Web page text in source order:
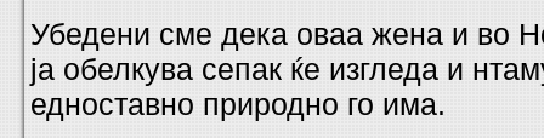
Убедени сме дека оваа жена и во
ја обелкува сепак ќе изгледа и
едноставно природно го има.